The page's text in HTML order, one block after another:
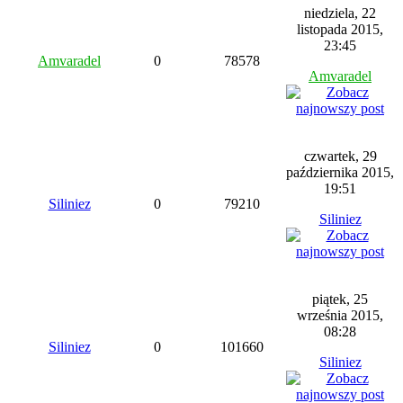
Amvaradel 0 78578
niedziela, 22
listopada 2015,
23:45
Amvaradel
Siliniez 0 79210
czwartek, 29
października 2015,
19:51
Siliniez
Siliniez 0 101660
piątek, 25
września 2015,
08:28
Siliniez